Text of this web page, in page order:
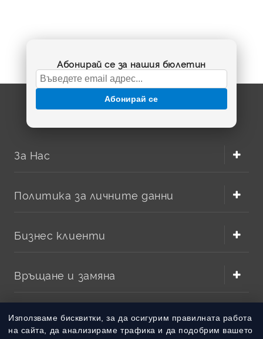
Използваме бисквитки, за да осигурим правилната работа
на сайта, да анализираме трафика и да подобрим вашето
Абонирай се за нашия бюлетин
Абонирай се
За Нас
Политика за личните данни
Бизнес клиенти
Връщане и замяна
Методи на плащане